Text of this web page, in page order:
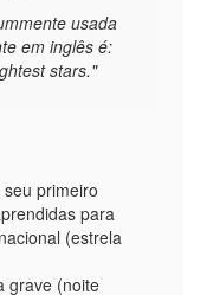
usada
em inglês é:
stars."
primeiro
para
(estrela
grave (noite